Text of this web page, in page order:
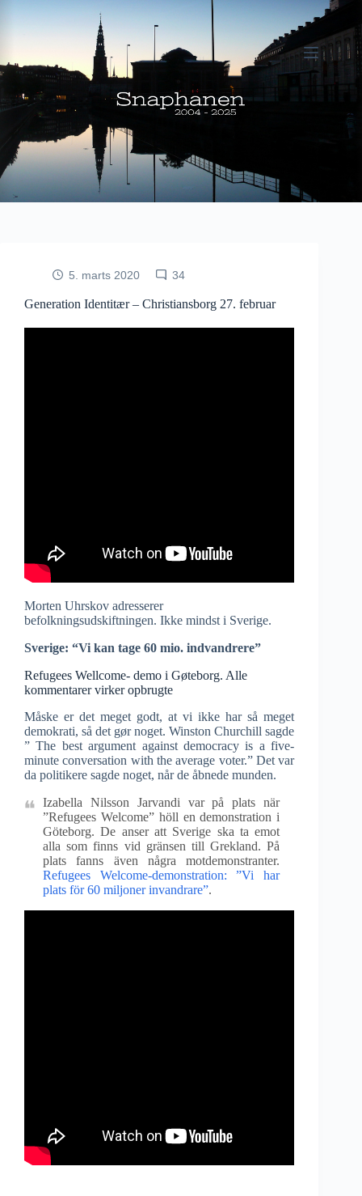
5. marts 2020 34
Generation Identitær – Christiansborg 27. februar
Morten Uhrskov adresserer
befolkningsudskiftningen. Ikke mindst i Sverige.
Sverige: “Vi kan tage 60 mio. indvandrere”
Refugees Wellcome- demo i Gøteborg. Alle
kommentarer virker opbrugte
Måske er det meget godt, at vi ikke har så meget
demokrati, så det gør noget. Winston Churchill sagde
” The best argument against democracy is a five-
minute conversation with the average voter.” Det var
da politikere sagde noget, når de åbnede munden.
Izabella Nilsson Jarvandi var på plats när
”Refugees Welcome” höll en demonstration i
Göteborg. De anser att Sverige ska ta emot
alla som finns vid gränsen till Grekland. På
plats fanns även några motdemonstranter.
Refugees Welcome-demonstration: ”Vi har
plats för 60 miljoner invandrare”.